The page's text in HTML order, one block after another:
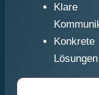
Klare
Konkrete
Lösungen